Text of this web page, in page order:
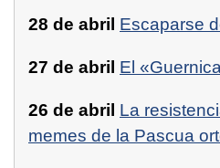
28 de abril Escaparse
27 de abril El
26 de abril La
memes de la Pascua